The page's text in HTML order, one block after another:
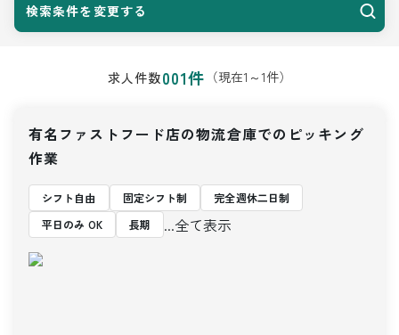
検索条件を変更する
求人件数001件 （現在1 ～1件）
有名ファストフード店の物流倉庫でのピッキング
作業
シフト自由 固定シフト制
完全週休二日制
平日のみ OK
長期 ...全て表示